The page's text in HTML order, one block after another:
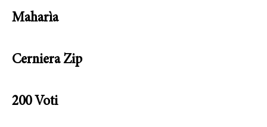
Maharìa
Cerniera Zip
200 Voti